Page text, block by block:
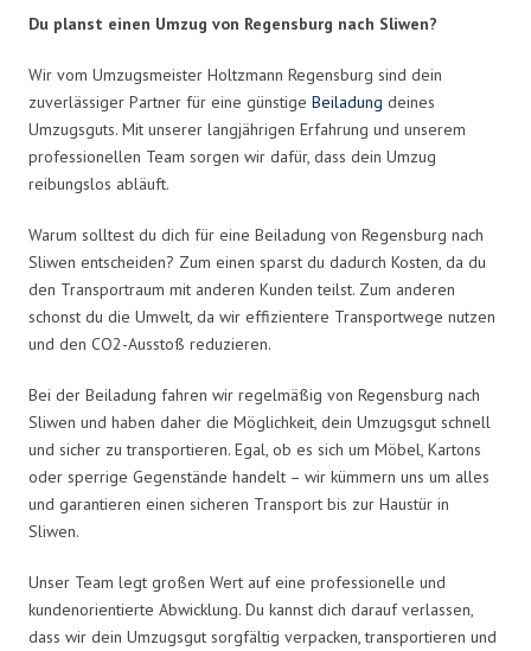
Du planst einen Umzug von Regensburg nach Sliwen?
Wir vom Umzugsmeister Holtzmann Regensburg sind dein
zuverlässiger Partner für eine günstige Beiladung deines
Umzugsguts. Mit unserer langjährigen Erfahrung und unserem
professionellen Team sorgen wir dafür, dass dein Umzug
reibungslos abläuft.
Warum solltest du dich für eine Beiladung von Regensburg nach
Sliwen entscheiden? Zum einen sparst du dadurch Kosten, da du
den Transportraum mit anderen Kunden teilst. Zum anderen
schonst du die Umwelt, da wir effizientere Transportwege nutzen
und den CO2-Ausstoß reduzieren.
Bei der Beiladung fahren wir regelmäßig von Regensburg nach
Sliwen und haben daher die Möglichkeit, dein Umzugsgut schnell
und sicher zu transportieren. Egal, ob es sich um Möbel, Kartons
oder sperrige Gegenstände handelt – wir kümmern uns um alles
und garantieren einen sicheren Transport bis zur Haustür in
Sliwen.
Unser Team legt großen Wert auf eine professionelle und
kundenorientierte Abwicklung. Du kannst dich darauf verlassen,
dass wir dein Umzugsgut sorgfältig verpacken, transportieren und